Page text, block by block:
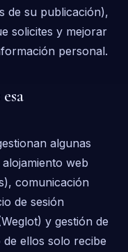
de su publicación),
solicites y mejorar
personal.
algunas
web
comunicación
de sesión
y gestión de
de ellos solo recibe